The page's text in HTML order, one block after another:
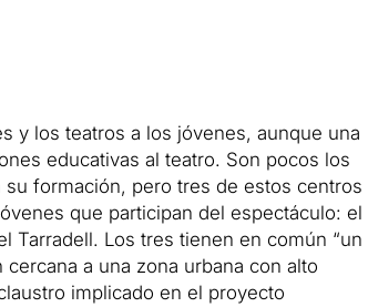
y los teatros a los jóvenes, aunque una
educativas al teatro. Son pocos los
formación, pero tres de estos centros
que participan del espectáculo: el
Tarradell. Los tres tienen en común “un
a una zona urbana con alto
implicado en el proyecto